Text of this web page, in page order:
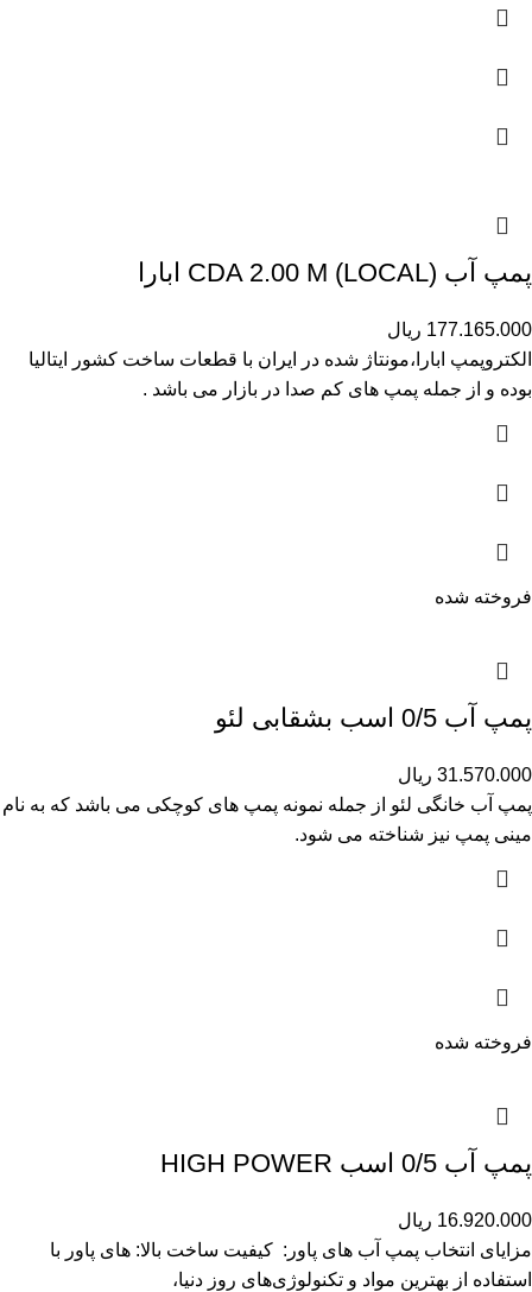
پمپ آب (CDA 2.00 M (LOCAL ابارا
177.165.000 ریال
الکتروپمپ ابارا،مونتاژ شده در ایران با قطعات ساخت کشور ایتالیا
بوده و از جمله پمپ های کم صدا در بازار می باشد .
فروخته شده
پمپ آب 0/5 اسب بشقابی لئو
31.570.000 ریال
پمپ آب خانگی لئو از جمله نمونه پمپ های کوچکی می باشد که به نام
مینی پمپ نیز شناخته می شود.
فروخته شده
پمپ آب 0/5 اسب HIGH POWER
16.920.000 ریال
مزایای انتخاب پمپ آب های پاور: کیفیت ساخت بالا: های پاور با
استفاده از بهترین مواد و تکنولوژی‌های روز دنیا،